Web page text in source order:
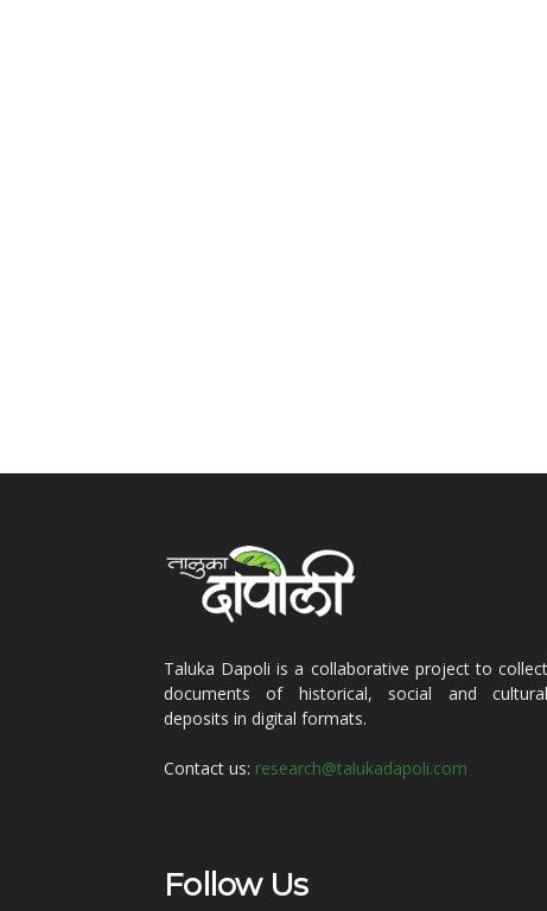
Taluka Dapoli is a collaborative project to collect
documents of historical, social and cultural
deposits in digital formats.
Contact us: research@talukadapoli.com
Follow Us